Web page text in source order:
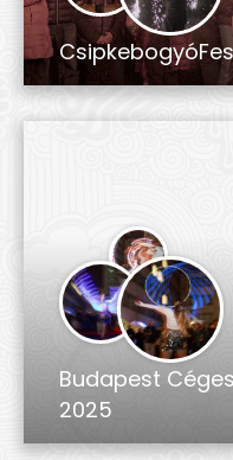
Budapest
2025